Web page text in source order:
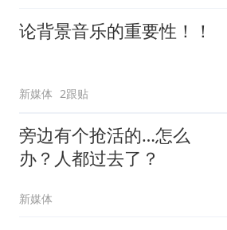
论背景音乐的重要性！！
新媒体 2跟贴
旁边有个抢活的…怎么
办？人都过去了？
新媒体